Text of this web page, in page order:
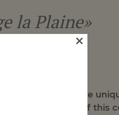
la Plaine»
visit us to enjoy the
atmosphere of this
×